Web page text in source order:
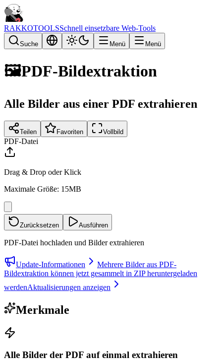
RAKKOTOOLSSchnell einsetzbare Web-Tools
Suche Menü Menü
🖼️PDF-Bildextraktion
Alle Bilder aus einer PDF extrahieren
Teilen Favoriten Vollbild
PDF-Datei
Drag & Drop oder Klick
Maximale Größe: 15MB
Zurücksetzen Ausführen
PDF-Datei hochladen und Bilder extrahieren
Update-Informationen
Mehrere Bilder aus PDF-
Bildextraktion können jetzt gesammelt in ZIP heruntergeladen
werdenAktualisierungen anzeigen
Merkmale
Alle Bilder der PDF auf einmal extrahieren